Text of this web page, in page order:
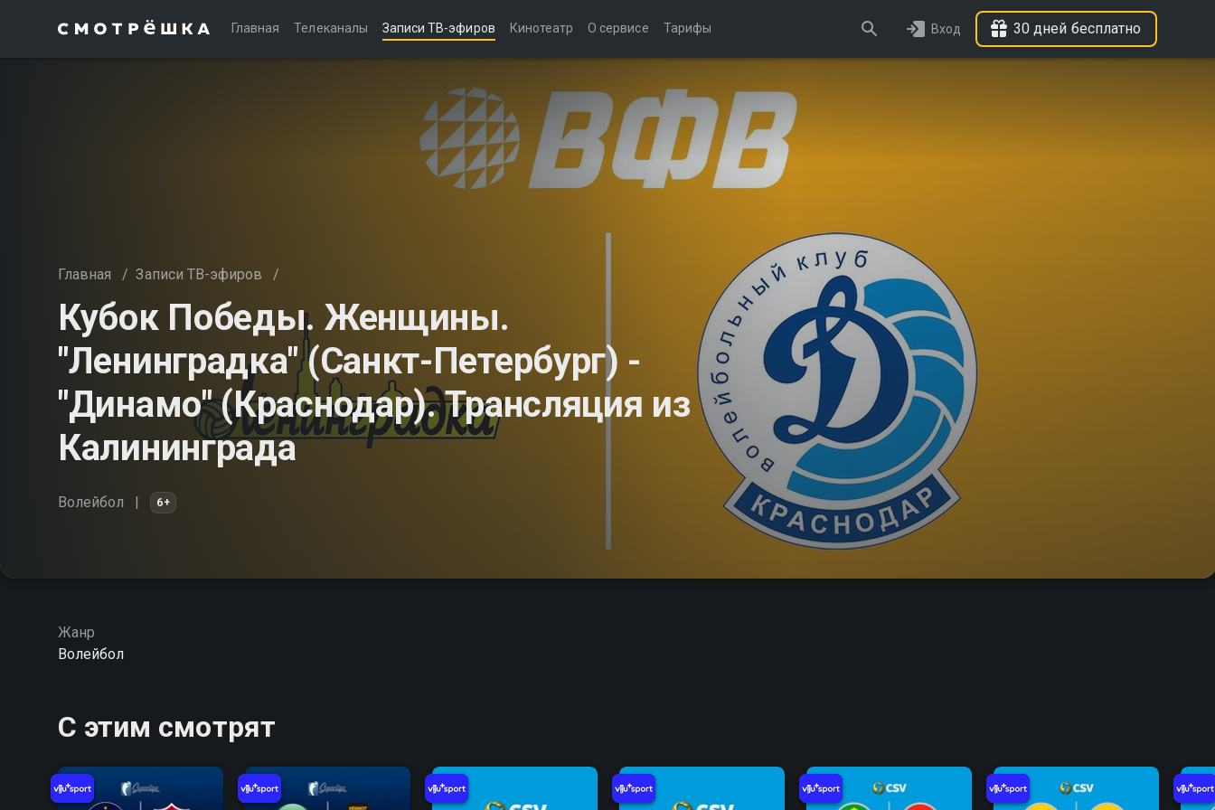
Главная Телеканалы Записи ТВ-эфиров Кинотеатр О сервисе Тарифы Вход 30 дней бесплатно
Главная / Записи ТВ-эфиров /
Кубок Победы. Женщины.
"Ленинградка" (Санкт-Петербург) -
"Динамо" (Краснодар). Трансляция из
Калининграда
Волейбол 6+
Жанр
Волейбол
С этим смотрят